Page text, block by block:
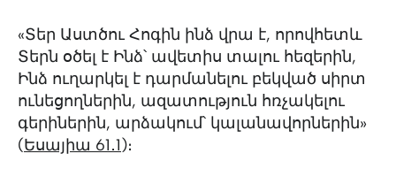
«Տեր Աստծու Հոգին ինձ վրա է, որովհետև
Տերն օծել է Ինձ՝ ավետիս տալու հեզերին,
Ինձ ուղարկել է դարմանելու բեկված սիրտ
ունեցողներին, ազատություն հռչակելու
գերիներին, արձակում՝ կալանավորներին»
(Եսայիա 61․1)։